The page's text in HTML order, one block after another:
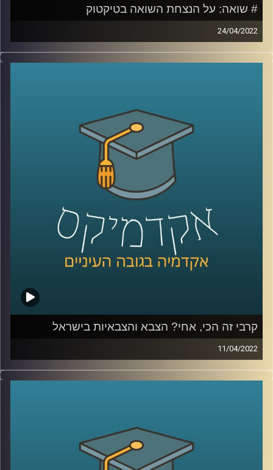
# שואה: על הנצחת השואה בטיקטוק
24/04/2022
סרטונים בטיקטוק בהם נערות מחופשות לקורבנות שואה או
תמונות זוועה ממחנות ריכוז והשמדה המלוות בשיר פופ קיצבי
הספר סמי עופר לתקשורת באוניברסיטת רייכמן ובמחלקה
לתקשורת באוניברסיטה העברית.
אז איך מנציחים את השואה בטיקטוק ולמה זה לא בהכרח דבר
שלילי להשתמש בפלטפורמה הזאת להנצחת השואה. האזינו
לשיחה שקיימתי עם תום דיבון.
קרדיט תמונות:
AudioVersity
קרבי זה הכי, אחי? הצבא והצבאיות בישראל
11/04/2022
האם עדיין "קרבי זה הכי אחי" או שמא "הטובים לסייבר? וגם,
מה העתיד של מודל צבא העם?
לשיחה על יחסי הצבא והתקשורת הישראלית –